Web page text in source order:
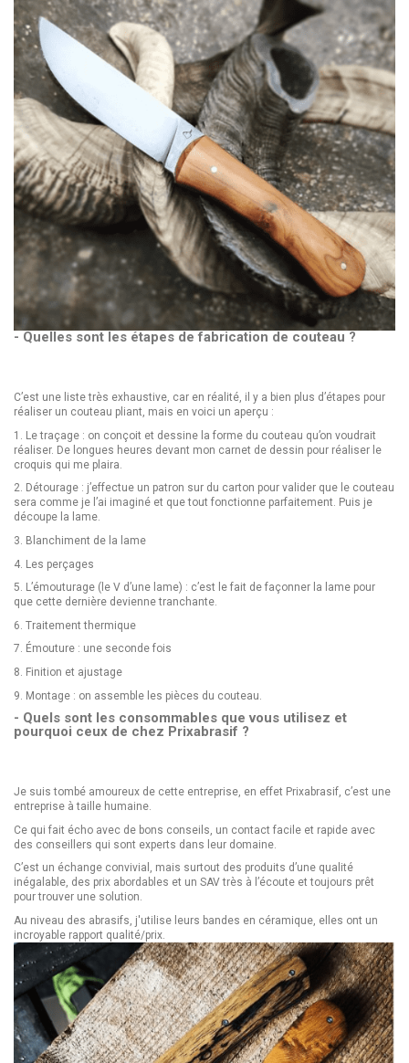
- Quelles sont les étapes de fabrication de couteau ?
C’est une liste très exhaustive, car en réalité, il y a bien plus d’étapes pour
réaliser un couteau pliant, mais en voici un aperçu :
1. Le traçage : on conçoit et dessine la forme du couteau qu’on voudrait
réaliser. De longues heures devant mon carnet de dessin pour réaliser le
croquis qui me plaira.
2. Détourage : j’effectue un patron sur du carton pour valider que le couteau
sera comme je l’ai imaginé et que tout fonctionne parfaitement. Puis je
découpe la lame.
3. Blanchiment de la lame
4. Les perçages
5. L’émouturage (le V d’une lame) : c’est le fait de façonner la lame pour
que cette dernière devienne tranchante.
6. Traitement thermique
7. Émouture : une seconde fois
8. Finition et ajustage
9. Montage : on assemble les pièces du couteau.
- Quels sont les consommables que vous utilisez et
pourquoi ceux de chez Prixabrasif ?
Je suis tombé amoureux de cette entreprise, en effet Prixabrasif, c’est une
entreprise à taille humaine.
Ce qui fait écho avec de bons conseils, un contact facile et rapide avec
des conseillers qui sont experts dans leur domaine.
C’est un échange convivial, mais surtout des produits d’une qualité
inégalable, des prix abordables et un SAV très à l’écoute et toujours prêt
pour trouver une solution.
Au niveau des abrasifs, j'utilise leurs bandes en céramique, elles ont un
incroyable rapport qualité/prix.